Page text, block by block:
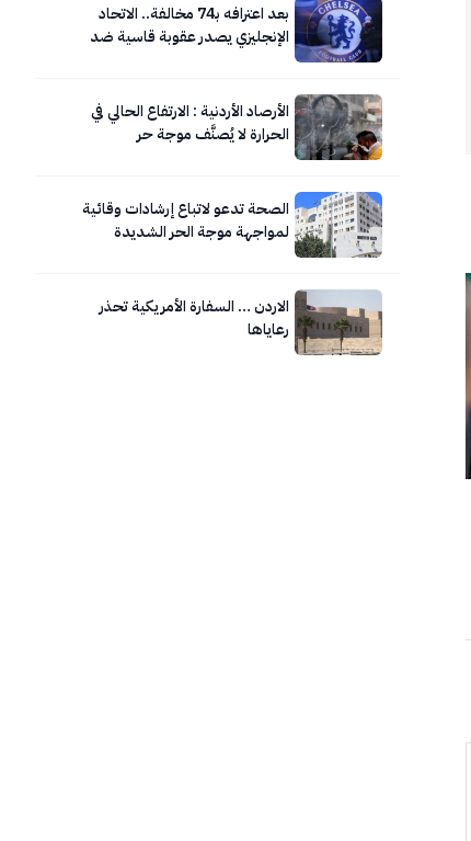
بعد اعترافه بـ74 مخالفة.. الاتحاد
الإنجليزي يصدر عقوبة قاسية ضد
الأرصاد الأردنية : الارتفاع الحالي في
الحرارة لا يُصنَّف موجة حر
الصحة تدعو لاتباع إرشادات وقائية
لمواجهة موجة الحر الشديدة
الاردن … السفارة الأمريكية تحذر
رعاياها